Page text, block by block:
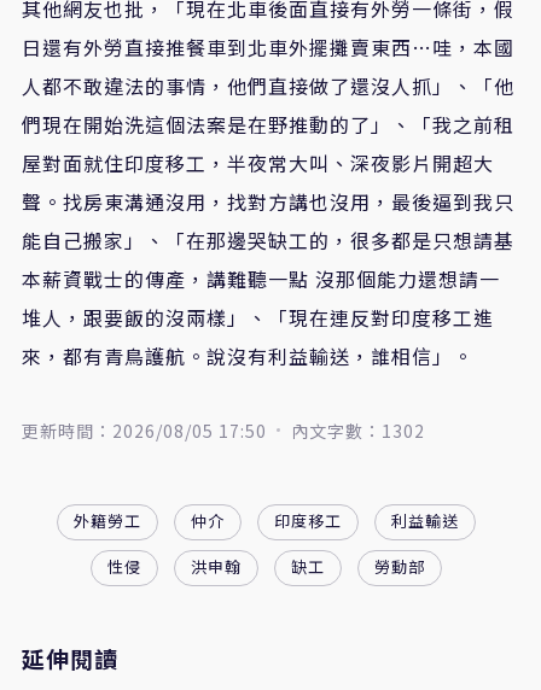
其他網友也批，「現在北車後面直接有外勞一條街，假
日還有外勞直接推餐車到北車外擺攤賣東西…哇，本國
人都不敢違法的事情，他們直接做了還沒人抓」、「他
們現在開始洗這個法案是在野推動的了」、「我之前租
屋對面就住印度移工，半夜常大叫、深夜影片開超大
聲。找房東溝通沒用，找對方講也沒用，最後逼到我只
能自己搬家」、「在那邊哭缺工的，很多都是只想請基
本薪資戰士的傳產，講難聽一點 沒那個能力還想請一
堆人，跟要飯的沒兩樣」、「現在連反對印度移工進
來，都有青鳥護航。說沒有利益輸送，誰相信」。
更新時間：2026/08/05 17:50 內文字數：1302
外籍勞工 仲介 印度移工
利益輸送
性侵
洪申翰 缺工 勞動部
延伸閱讀